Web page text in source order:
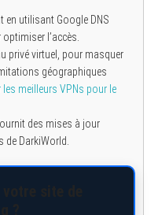
en utilisant Google DNS
l’accès.
privé virtuel, pour masquer
géographiques
meilleurs VPNs pour le
des mises à jour
DarkiWorld.